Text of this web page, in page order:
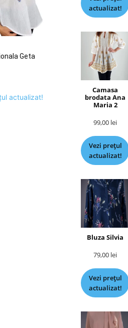
Geta
actualizat!
actualizat!
Camasa
brodata Ana
Maria 2
99,00 lei
Vezi prețul
actualizat!
Bluza Silvia
79,00 lei
Vezi prețul
actualizat!